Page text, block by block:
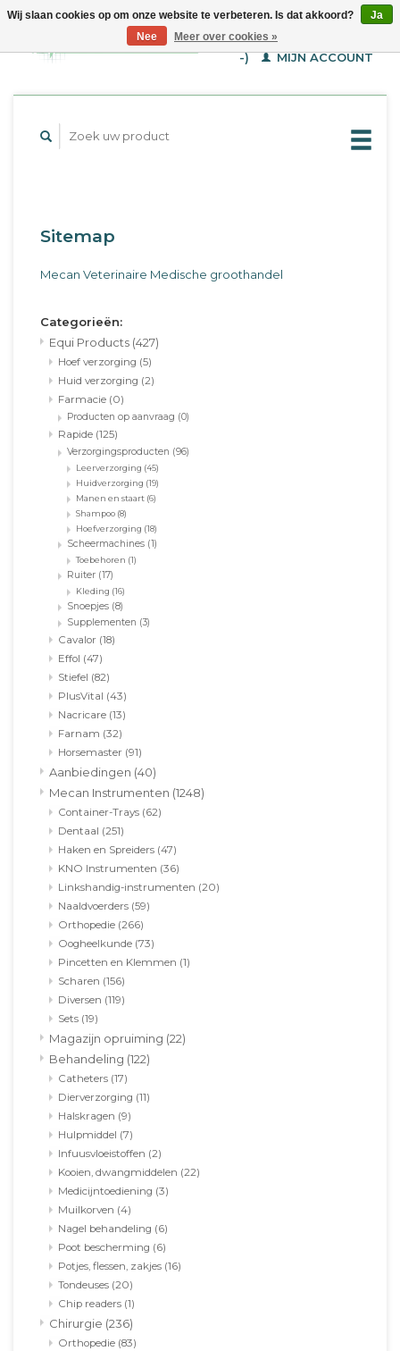
WINKELWAGEN (€--,-
-)
MIJN ACCOUNT
Sitemap
Mecan Veterinaire Medische groothandel
Categorieën:
Equi Products (427)
Hoef verzorging (5)
Huid verzorging (2)
Farmacie (0)
Producten op aanvraag (0)
Rapide (125)
Verzorgingsproducten (96)
Leerverzorging (45)
Huidverzorging (19)
Manen en staart (6)
Shampoo (8)
Hoefverzorging (18)
Scheermachines (1)
Toebehoren (1)
Ruiter (17)
Kleding (16)
Snoepjes (8)
Supplementen (3)
Cavalor (18)
Effol (47)
Stiefel (82)
PlusVital (43)
Nacricare (13)
Farnam (32)
Horsemaster (91)
Aanbiedingen (40)
Mecan Instrumenten (1248)
Container-Trays (62)
Dentaal (251)
Haken en Spreiders (47)
KNO Instrumenten (36)
Linkshandig-instrumenten (20)
Naaldvoerders (59)
Orthopedie (266)
Oogheelkunde (73)
Pincetten en Klemmen (1)
Scharen (156)
Diversen (119)
Sets (19)
Magazijn opruiming (22)
Behandeling (122)
Catheters (17)
Dierverzorging (11)
Halskragen (9)
Hulpmiddel (7)
Infuusvloeistoffen (2)
Kooien, dwangmiddelen (22)
Medicijntoediening (3)
Muilkorven (4)
Nagel behandeling (6)
Poot bescherming (6)
Potjes, flessen, zakjes (16)
Tondeuses (20)
Chip readers (1)
Chirurgie (236)
Orthopedie (83)
Wij slaan cookies op om onze website te verbeteren. Is dat akkoord?
Ja
Nee
Meer over cookies »